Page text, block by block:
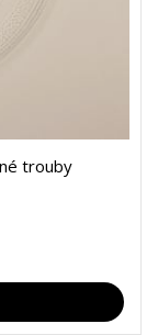
trouby